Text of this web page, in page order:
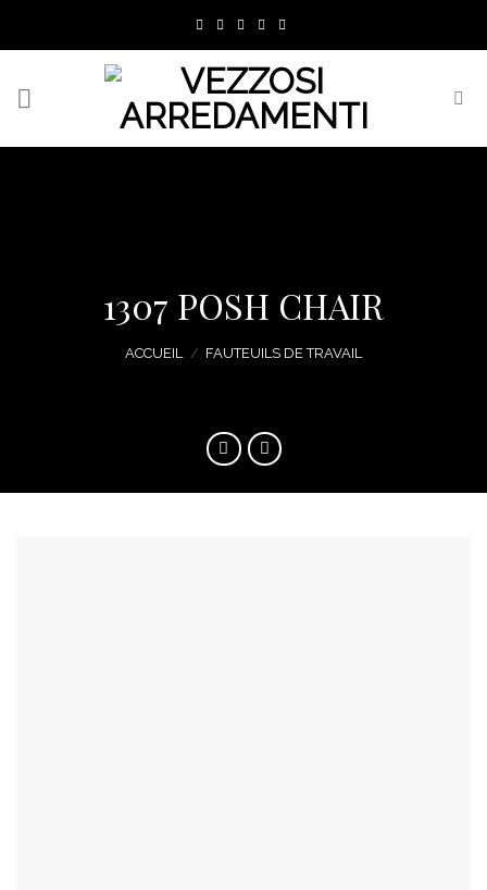
1307 POSH CHAIR
ACCUEIL / FAUTEUILS DE TRAVAIL